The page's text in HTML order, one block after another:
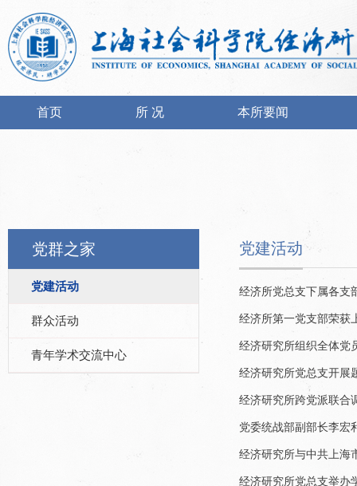
首页 所 况 本所要闻
党群之家
党建活动
群众活动
青年学术交流中心
党建活动
经济所党总支下属各支
经济所第一党支部荣获
经济研究所组织全体党
经济研究所党总支开展
经济研究所跨党派联合
党委统战部副部长李宏
经济研究所与中共上海
经济研究所党总支举办